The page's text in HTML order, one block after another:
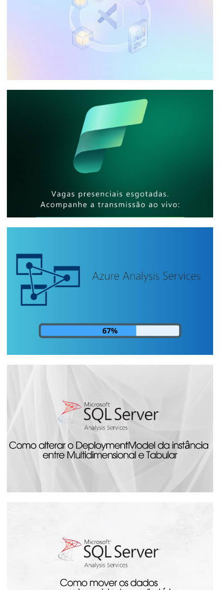
Posso utilizar o Visual Studio Community
na minha empresa para desenvolver
Integration Services, Analysis Services e
Reporting Services?
10 de janeiro de 2026 9 min de leitura
[Evento Presencial] - Microsoft Reactor
relatórios de bilhões de linhas com
milhares de pessoas e baixo custo
25 de abril de 2025 5 min de leitura
Analysis Services - Como monitorar o
andamento/progresso do
processamento dos cubos pelo SQL
Server
14 de agosto de 2023 24 min de leitura
Multidimensional e Tabular
20 de julho de 2023 4 min de leitura